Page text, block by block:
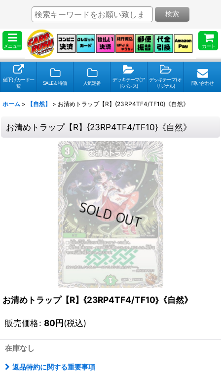
メニュー カート
検索
値下げカード一
覧
SALE＆特価 人気定番
デッキテーマ(ア
ドバンス)
デッキテーマ(オ
リジナル)
問い合わせ
ホーム > 【自然】 > お清めトラップ【R】{23RP4TF4/TF10}《自然》
お清めトラップ【R】{23RP4TF4/TF10}《自然》
お清めトラップ【R】{23RP4TF4/TF10}《自然》
販売価格: 80円(税込)
在庫なし
返品特約に関する重要事項